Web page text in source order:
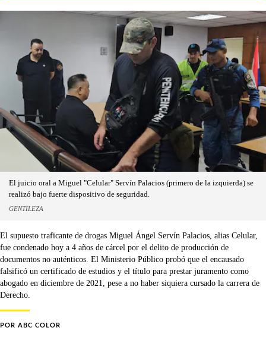
El juicio oral a Miguel "Celular" Servín Palacios (primero de la izquierda) se
realizó bajo fuerte dispositivo de seguridad.
GENTILEZA
El supuesto traficante de drogas Miguel Ángel Servín Palacios, alias Celular,
fue condenado hoy a 4 años de cárcel por el delito de producción de
documentos no auténticos. El Ministerio Público probó que el encausado
falsificó un certificado de estudios y el título para prestar juramento como
abogado en diciembre de 2021, pese a no haber siquiera cursado la carrera de
Derecho.
POR ABC COLOR